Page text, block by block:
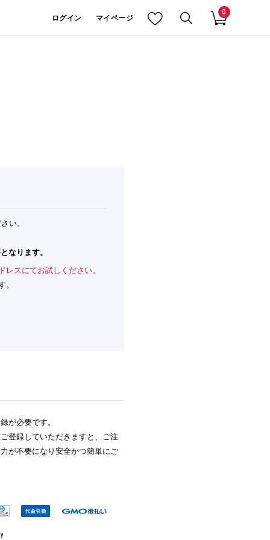
ログイン マイページ
0
い。
なります。
スにてお試しください。
。
が必要です。
登録していただきますと、ご注
が不要になり安全かつ簡単にご